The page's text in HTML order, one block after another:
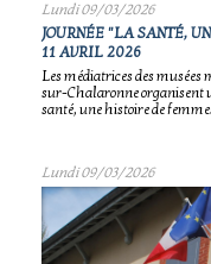
Lundi 09/03/2026
JOURNÉE "LA SANTÉ,
11 AVRIL 2026
Les médiatrices des
sur-Chalaronne organisent
santé, une histoire de
Lundi 09/03/2026